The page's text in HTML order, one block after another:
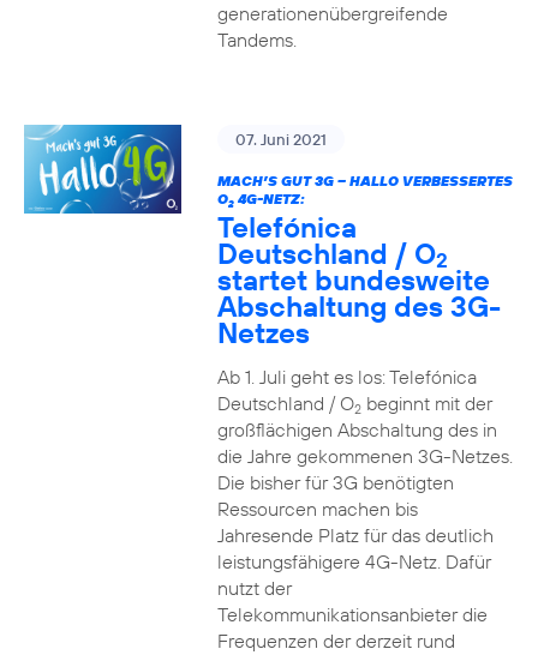
generationenübergreifende
Tandems.
07. Juni 2021
MACH’S GUT 3G – HALLO VERBESSERTES
O24G-NETZ:
Telefónica
Deutschland / O2
startet bundesweite
Abschaltung des 3G-
Netzes
Ab 1. Juli geht es los: Telefónica
Deutschland / O2beginnt mit der
großflächigen Abschaltung des in
die Jahre gekommenen 3G-Netzes.
Die bisher für 3G benötigten
Ressourcen machen bis
Jahresende Platz für das deutlich
leistungsfähigere 4G-Netz. Dafür
nutzt der
Telekommunikationsanbieter die
Frequenzen der derzeit rund